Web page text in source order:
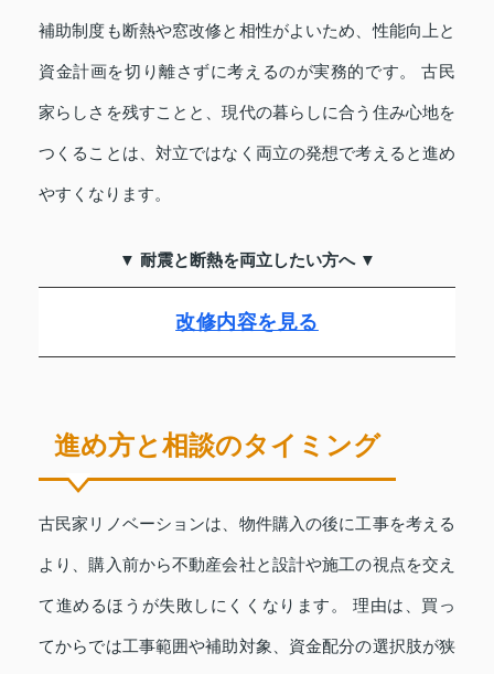
補助制度も断熱や窓改修と相性がよいため、性能向上と
資金計画を切り離さずに考えるのが実務的です。 古民
家らしさを残すことと、現代の暮らしに合う住み心地を
つくることは、対立ではなく両立の発想で考えると進め
やすくなります。
▼ 耐震と断熱を両立したい方へ ▼
改修内容を見る
進め方と相談のタイミング
古民家リノベーションは、物件購入の後に工事を考える
より、購入前から不動産会社と設計や施工の視点を交え
て進めるほうが失敗しにくくなります。 理由は、買っ
てからでは工事範囲や補助対象、資金配分の選択肢が狭